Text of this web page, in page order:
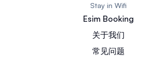
Stay in Wifi
Esim Booking
关于我们
常见问题